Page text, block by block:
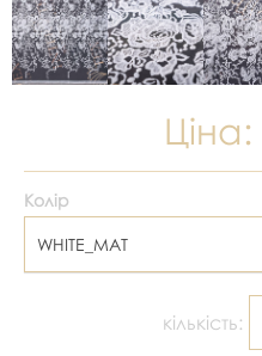
Ціна:
Колір
WHITE_MAT
кількість: